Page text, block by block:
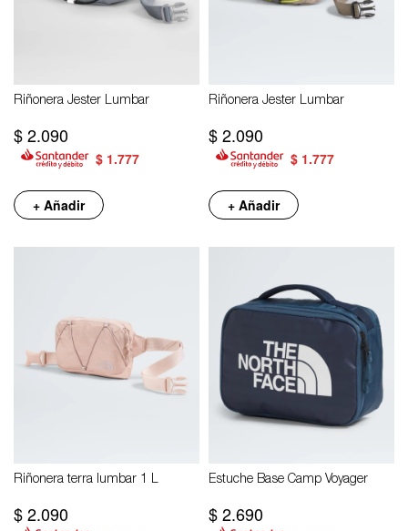
Riñonera Jester Lumbar
$2.090
$ 1.777
+ Añadir
Riñonera Jester Lumbar
$2.090
$ 1.777
+ Añadir
Riñonera terra lumbar 1 L
$2.090
Estuche Base Camp Voyager
$2.690